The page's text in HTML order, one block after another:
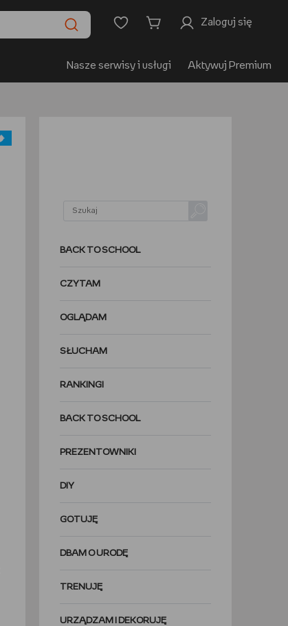
Zaloguj się
Nasze serwisy i usługi Aktywuj Premium
BACK TO SCHOOL
CZYTAM
OGLĄDAM
SŁUCHAM
RANKINGI
BACK TO SCHOOL
PREZENTOWNIKI
DIY
GOTUJĘ
DBAM O URODĘ
TRENUJĘ
URZĄDZAM I DEKORUJĘ